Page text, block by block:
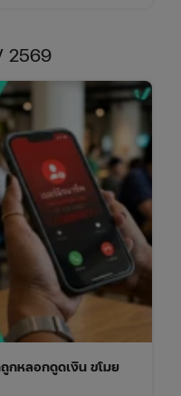
2569
กหลอกดูดเงิน ขโมย